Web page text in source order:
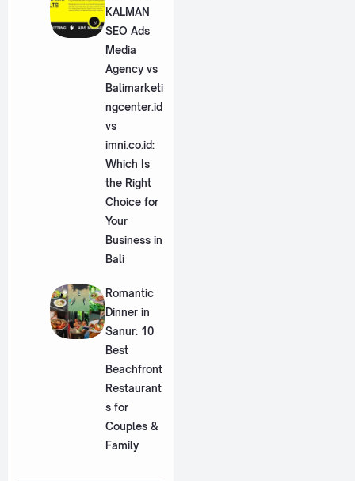
KALMAN
SEO Ads
Media
Agency vs
Balimarketi
ngcenter.id
vs
imni.co.id:
Which Is
the Right
Choice for
Your
Business in
Bali
Romantic
Dinner in
Sanur: 10
Best
Beachfront
Restaurant
s for
Couples &
Family